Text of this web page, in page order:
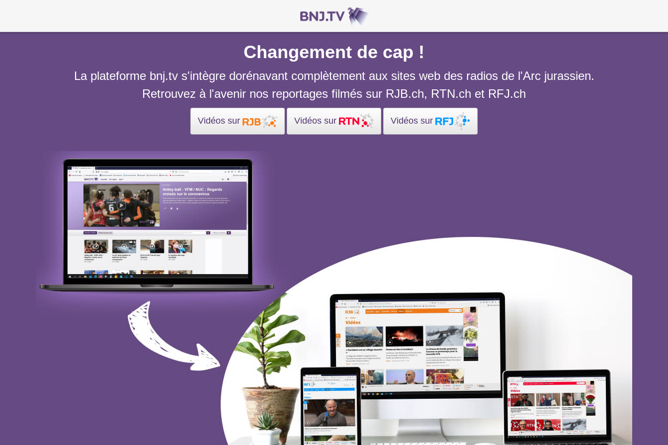
Changement de cap !
La plateforme bnj.tv s'intègre dorénavant complètement aux sites web des radios de l'Arc jurassien.
Retrouvez à l'avenir nos reportages filmés sur RJB.ch, RTN.ch et RFJ.ch
Vidéos sur Vidéos sur Vidéos sur